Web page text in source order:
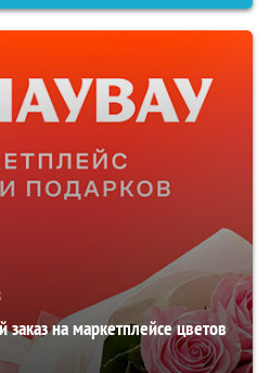
на маркетплейсе цветов